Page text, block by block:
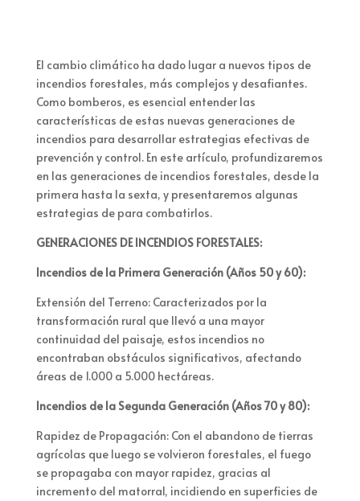
El cambio climático ha dado lugar a nuevos tipos de
incendios forestales, más complejos y desafiantes.
Como bomberos, es esencial entender las
características de estas nuevas generaciones de
incendios para desarrollar estrategias efectivas de
prevención y control. En este artículo, profundizaremos
en las generaciones de incendios forestales, desde la
primera hasta la sexta, y presentaremos algunas
estrategias de para combatirlos.
GENERACIONES DE INCENDIOS FORESTALES:
Incendios de la Primera Generación (Años 50 y 60):
Extensión del Terreno: Caracterizados por la
transformación rural que llevó a una mayor
continuidad del paisaje, estos incendios no
encontraban obstáculos significativos, afectando
áreas de 1.000 a 5.000 hectáreas.
Incendios de la Segunda Generación (Años 70 y 80):
Rapidez de Propagación: Con el abandono de tierras
agrícolas que luego se volvieron forestales, el fuego
se propagaba con mayor rapidez, gracias al
incremento del matorral, incidiendo en superficies de